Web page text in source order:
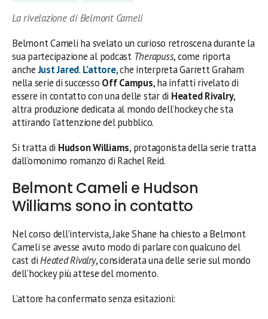
La rivelazione di Belmont Cameli
Belmont Cameli ha svelato un curioso retroscena durante la
sua partecipazione al podcast Therapuss, come riporta
ancheJust Jared. L’attore, che interpreta Garrett Graham
nella serie di successo Off Campus, ha infatti rivelato di
essere in contatto con una delle star di Heated Rivalry,
altra produzione dedicata al mondo dell’hockey che sta
attirando l’attenzione del pubblico.
Si tratta di Hudson Williams, protagonista della serie tratta
dall’omonimo romanzo di Rachel Reid.
Belmont Cameli e Hudson
Williams sono in contatto
Nel corso dell’intervista, Jake Shane ha chiesto a Belmont
Cameli se avesse avuto modo di parlare con qualcuno del
cast diHeated Rivalry, considerata una delle serie sul mondo
dell’hockey più attese del momento.
L’attore ha confermato senza esitazioni: